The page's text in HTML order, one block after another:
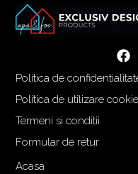
Politica de
Politica de utilizare
Termeni si conditii
Formular de retur
Acasa